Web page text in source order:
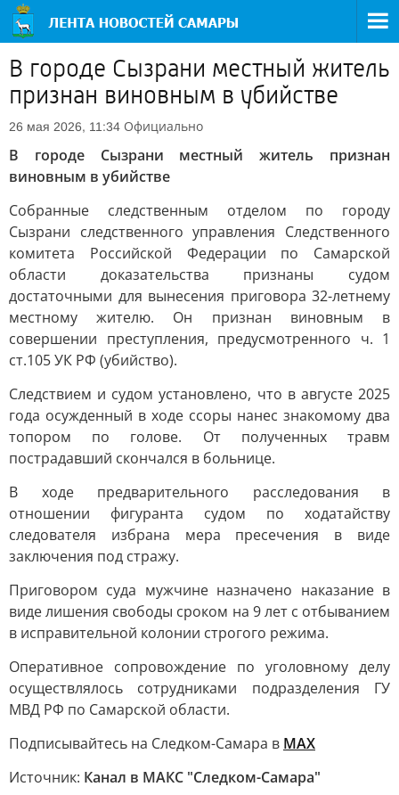
В городе Сызрани местный житель
признан виновным в убийстве
26 мая 2026, 11:34 Официально
В городе Сызрани местный житель признан
виновным в убийстве
Собранные следственным отделом по городу
Сызрани следственного управления Следственного
комитета Российской Федерации по Самарской
области доказательства признаны судом
достаточными для вынесения приговора 32-летнему
местному жителю. Он признан виновным в
совершении преступления, предусмотренного ч. 1
ст.105 УК РФ (убийство).
Следствием и судом установлено, что в августе 2025
года осужденный в ходе ссоры нанес знакомому два
топором по голове. От полученных травм
пострадавший скончался в больнице.
В ходе предварительного расследования в
отношении фигуранта судом по ходатайству
следователя избрана мера пресечения в виде
заключения под стражу.
Приговором суда мужчине назначено наказание в
виде лишения свободы сроком на 9 лет с отбыванием
в исправительной колонии строгого режима.
Оперативное сопровождение по уголовному делу
осуществлялось сотрудниками подразделения ГУ
МВД РФ по Самарской области.
Подписывайтесь на Следком-Самара в MAX
Источник: Канал в МАКС "Следком-Самара"